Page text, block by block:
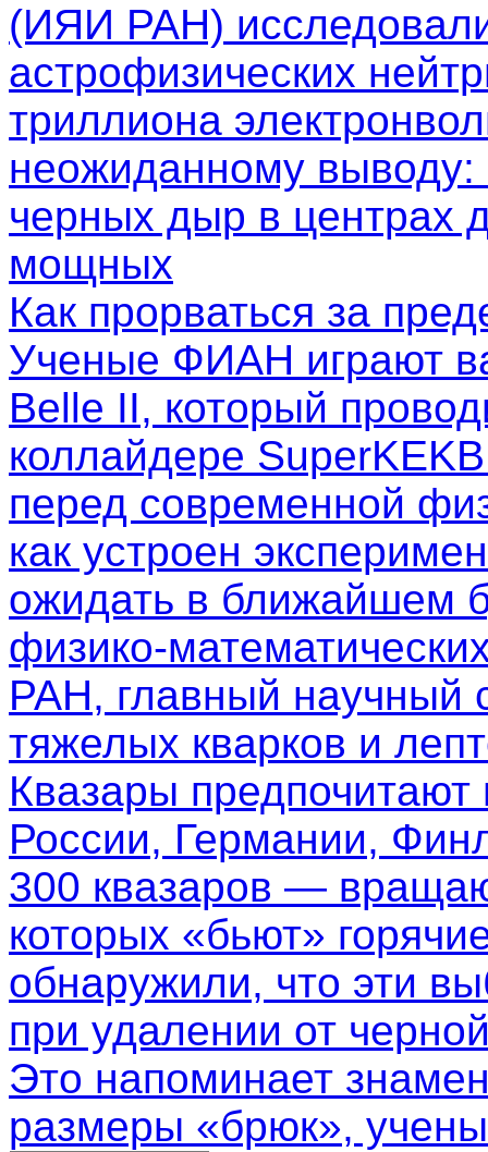
(ИЯИ РАН)
астрофизических
триллиона
неожиданному выводу:
черных дыр в центрах
мощных
Как прорваться за
Ученые ФИАН играют
Belle II, который
коллайдере
перед современной
как устроен
ожидать в ближайшем
физико-
РАН, главный научный
тяжелых кварков и
Квазары
России, Германии,
300 квазаров —
которых «бьют»
обнаружили, что эти
при удалении от
Это напоминает
размеры «брюк»,